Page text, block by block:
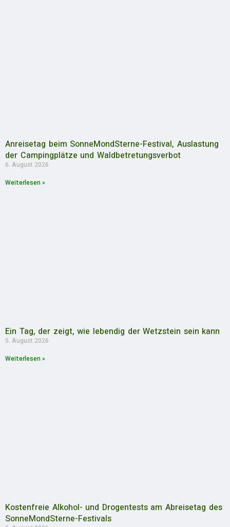
Anreisetag beim SonneMondSterne-Festival, Auslastung
der Campingplätze und Waldbetretungsverbot
6. August 2026
Weiterlesen »
Ein Tag, der zeigt, wie lebendig der Wetzstein sein kann
5. August 2026
Weiterlesen »
Kostenfreie Alkohol- und Drogentests am Abreisetag des
SonneMondSterne-Festivals